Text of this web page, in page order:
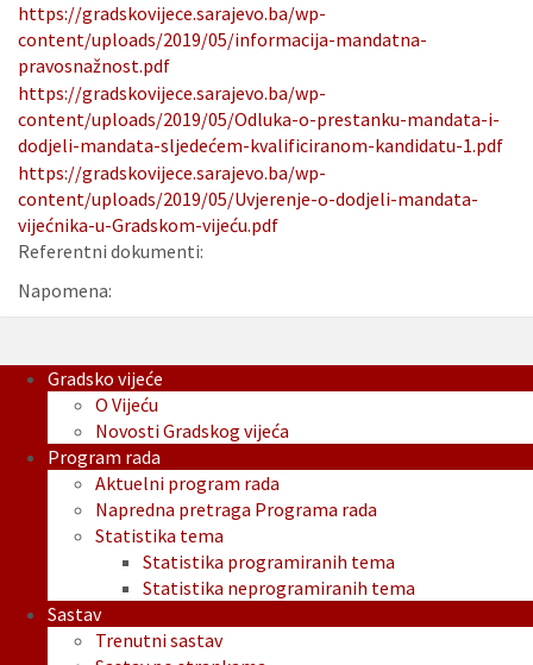
https://gradskovijece.sarajevo.ba/wp-
content/uploads/2019/05/informacija-mandatna-
pravosnažnost.pdf
https://gradskovijece.sarajevo.ba/wp-
content/uploads/2019/05/Odluka-o-prestanku-mandata-i-
dodjeli-mandata-sljedećem-kvalificiranom-kandidatu-1.pdf
https://gradskovijece.sarajevo.ba/wp-
content/uploads/2019/05/Uvjerenje-o-dodjeli-mandata-
vijećnika-u-Gradskom-vijeću.pdf
Referentni dokumenti:
Napomena:
Gradsko vijeće
O Vijeću
Novosti Gradskog vijeća
Program rada
Aktuelni program rada
Napredna pretraga Programa rada
Statistika tema
Statistika programiranih tema
Statistika neprogramiranih tema
Sastav
Trenutni sastav